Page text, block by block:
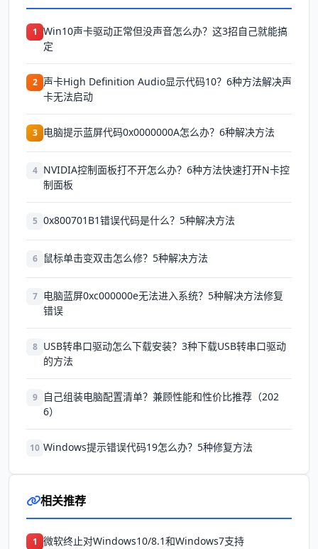
1 Win10声卡驱动正常但没声音怎么办？这3招自己就能搞
定
2 声卡High Definition Audio显示代码10？6种方法解决声
卡无法启动
3 电脑提示蓝屏代码0x0000000A怎么办？6种解决方法
4 NVIDIA控制面板打不开怎么办？6种方法快速打开N卡控
制面板
5 0x800701B1错误代码是什么？5种解决方法
6 鼠标单击变双击怎么修？5种解决方法
7 电脑蓝屏0xc000000e无法进入系统？5种解决方法修复
错误
8 USB转串口驱动怎么下载安装？3种下载USB转串口驱动
的方法
9
自己组装电脑配置清单？兼顾性能和性价比推荐（202
6）
10 Windows提示错误代码19怎么办？5种修复方法
相关推荐
1 微软终止对Windows10/8.1和Windows7支持